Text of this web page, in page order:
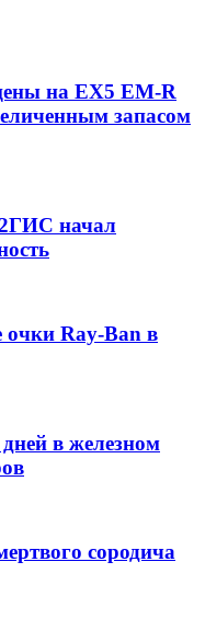
на EX5 EM-R
запасом
начал
очки Ray-Ban в
в железном
сородича